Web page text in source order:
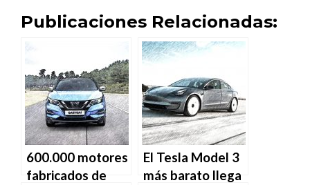
Publicaciones Relacionadas:
600.000 motores
fabricados de
El Tesla Model 3
más barato llega